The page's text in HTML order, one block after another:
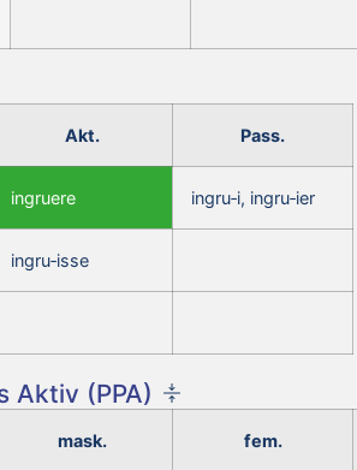
Akt. Pass.
ingruere ingru‑i, ingru‑ier
ingru‑isse
Aktiv (PPA)
mask. fem.